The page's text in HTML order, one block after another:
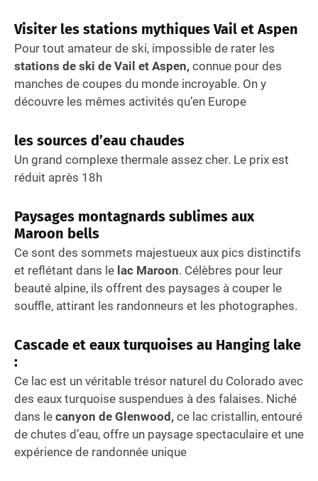
Visiter les stations mythiques Vail et Aspen
Pour tout amateur de ski, impossible de rater les
stations de ski de Vail et Aspen, connue pour des
manches de coupes du monde incroyable. On y
découvre les mêmes activités qu’en Europe
les sources d’eau chaudes
Un grand complexe thermale assez cher. Le prix est
réduit après 18h
Paysages montagnards sublimes aux
Maroon bells
Ce sont des sommets majestueux aux pics distinctifs
et reflétant dans le lac Maroon. Célèbres pour leur
beauté alpine, ils offrent des paysages à couper le
souffle, attirant les randonneurs et les photographes.
Cascade et eaux turquoises au Hanging lake
:
Ce lac est un véritable trésor naturel du Colorado avec
des eaux turquoise suspendues à des falaises. Niché
dans le canyon de Glenwood, ce lac cristallin, entouré
de chutes d’eau, offre un paysage spectaculaire et une
expérience de randonnée unique